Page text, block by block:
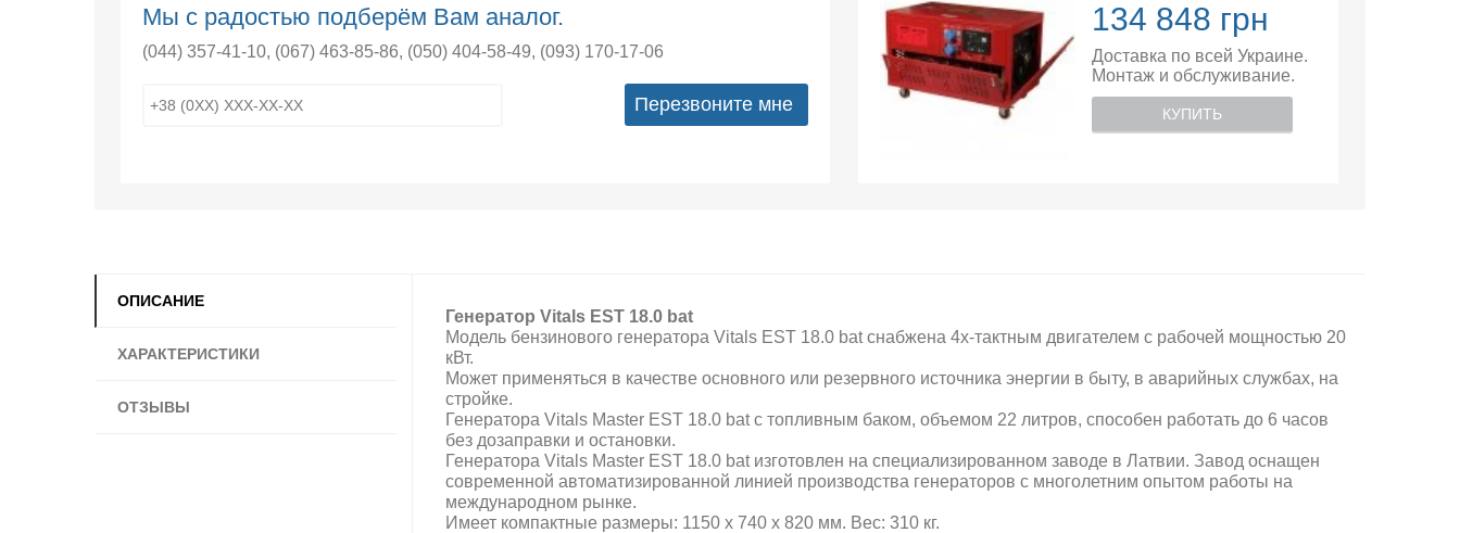
Мы с радостью подберём Вам аналог.
(044) 357-41-10, (067) 463-85-86, (050) 404-58-49, (093) 170-17-06
Перезвоните мне
134 848 грн
Доставка по всей Украине.
Монтаж и обслуживание.
КУПИТЬ
ОПИСАНИЕ
ХАРАКТЕРИСТИКИ
ОТЗЫВЫ
Генератор Vitals EST 18.0 bat
Модель бензинового генератора Vitals EST 18.0 bat снабжена 4х-тактным двигателем с рабочей мощностью 20
кВт.
Может применяться в качестве основного или резервного источника энергии в быту, в аварийных службах, на
стройке.
Генератора Vitals Master EST 18.0 bat с топливным баком, объемом 22 литров, способен работать до 6 часов
без дозаправки и остановки.
Генератора Vitals Master EST 18.0 bat изготовлен на специализированном заводе в Латвии. Завод оснащен
современной автоматизированной линией производства генераторов с многолетним опытом работы на
международном рынке.
Имеет компактные размеры: 1150 х 740 х 820 мм. Вес: 310 кг.